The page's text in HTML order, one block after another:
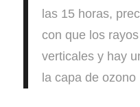
las 15 horas,
con que los
verticales y hay
la capa de ozono